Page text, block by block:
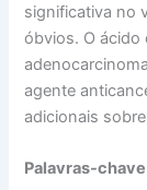
significativa no
óbvios. O ácido
agente
adicionais
Palavras-chave